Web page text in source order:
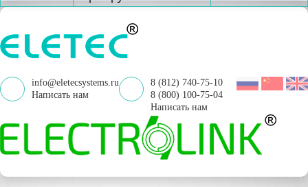
info@eletecsystems.ru
Написать нам
8 (812) 740-75-10
8 (800) 100-75-04
Написать нам